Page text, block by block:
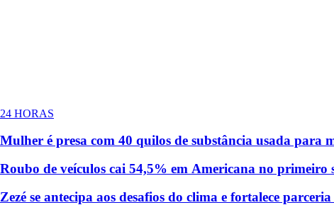
24 HORAS
Mulher é presa com 40 quilos de substância usada para
Roubo de veículos cai 54,5% em Americana no primeiro
Zezé se antecipa aos desafios do clima e fortalece